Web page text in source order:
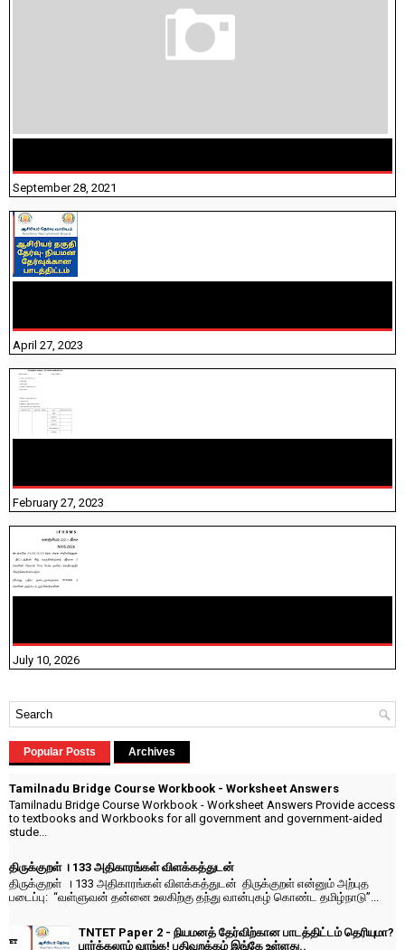
September 28, 2021
April 27, 2023
February 27, 2023
July 10, 2026
Popular Posts Archives
Tamilnadu Bridge Course Workbook - Worksheet Answers
Tamilnadu Bridge Course Workbook - Worksheet Answers Provide access
to textbooks and Workbooks for all government and government-aided
stude...
திருக்குறள் । 133 அதிகாரங்கள் விளக்கத்துடன்
திருக்குறள் । 133 அதிகாரங்கள் விளக்கத்துடன் திருக்குறள் என்னும் அற்புத
படைப்பு: “வள்ளுவன் தன்னை உலகிற்கு தந்து வான்புகழ் கொண்ட தமிழ்நாடு”...
TNTET Paper 2 - நியமனத் தேர்விற்கான பாடத்திட்டம் தெரியுமா?
பார்க்கலாம் வாங்க! பதிவறக்கம் இங்கே உள்ளது..